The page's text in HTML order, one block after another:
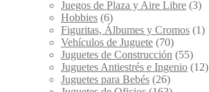
Juegos de Plaza y Aire Libre (3)
Hobbies (6)
Figuritas, Álbumes y Cromos (1)
Vehículos de Juguete (70)
Juguetes de Construcción (55)
Juguetes Antiestrés e Ingenio (12)
Juguetes para Bebés (26)